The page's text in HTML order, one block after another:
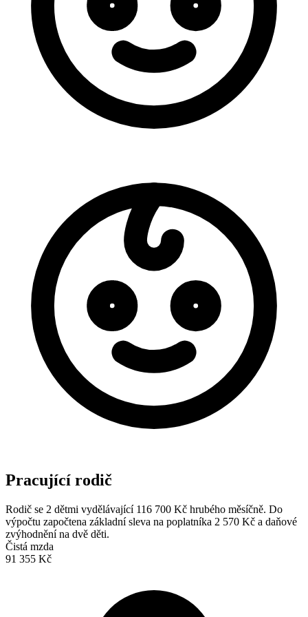
Pracující rodič
Rodič se 2 dětmi vydělávající 116 700 Kč hrubého měsíčně. Do
výpočtu započtena základní sleva na poplatníka 2 570 Kč a daňové
zvýhodnění na dvě děti.
Čistá mzda
91 355 Kč